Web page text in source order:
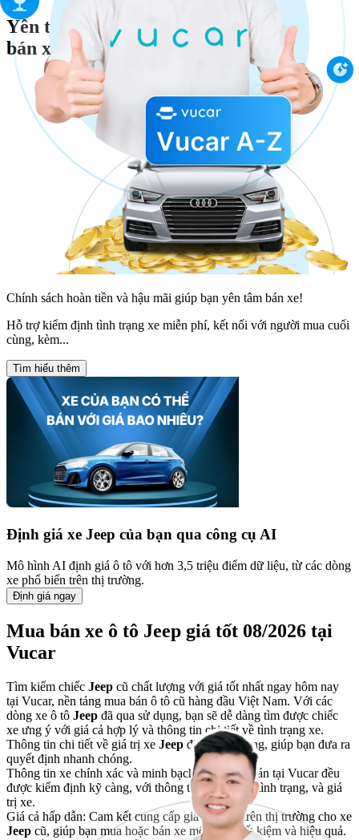
Yên tâm
bán xe
Chính sách hoàn tiền và hậu mãi giúp bạn yên tâm bán xe!
Hỗ trợ kiểm định tình trạng xe miễn phí, kết nối với người mua cuối
cùng, kèm...
Tìm hiểu thêm
Định giá xe Jeep của bạn qua công cụ AI
Mô hình AI định giá ô tô với hơn 3,5 triệu điểm dữ liệu, từ các dòng
xe phổ biến trên thị trường.
Định giá ngay
Mua bán xe ô tô Jeep giá tốt 08/2026 tại
Vucar
Tìm kiếm chiếc Jeep cũ chất lượng với giá tốt nhất ngay hôm nay
tại Vucar, nền tảng mua bán ô tô cũ hàng đầu Việt Nam. Với các
dòng xe ô tô Jeep đã qua sử dụng, bạn sẽ dễ dàng tìm được chiếc
xe ưng ý với giá cả hợp lý và thông tin chi tiết về tình trạng xe.
Thông tin chi tiết về giá trị xe Jeep đã qua sử dụng, giúp bạn đưa ra
quyết định nhanh chóng.
Thông tin xe chính xác và minh bạch: Tất cả xe bán tại Vucar đều
được kiểm định kỹ càng, với thông tin rõ ràng về tình trạng, và giá
trị xe.
Giá cả hấp dẫn: Cam kết cung cấp giá tốt nhất trên thị trường cho xe
Jeep cũ, giúp bạn mua hoặc bán xe một cách tiết kiệm và hiệu quả.